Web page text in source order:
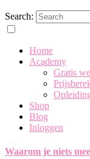
Eerste Hulp bij Party
Search:
Home
Academy
Gratis
Shop
Blog
Inloggen
Waarom je niets